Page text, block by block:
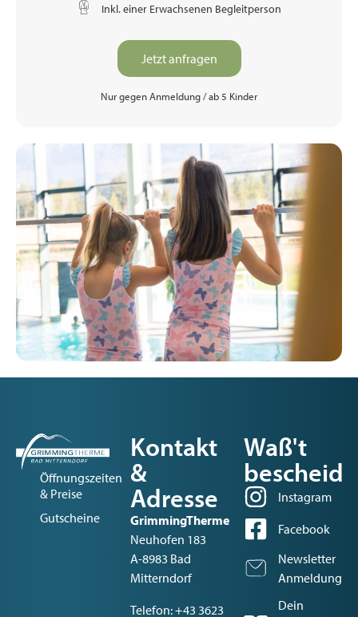
Inkl. einer Erwachsenen Begleitperson
Jetzt anfragen
Nur gegen Anmeldung / ab 5 Kinder
Öffnungszeiten
& Preise
Gutscheine
Kontakt
&
Adresse
GrimmingTherme
Neuhofen 183
A-8983 Bad
Mitterndorf
Telefon:+43 3623
Waß't
bescheid
Instagram
Facebook
Newsletter
Anmeldung
Dein